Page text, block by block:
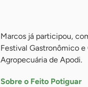
Marcos já participou,
Festival Gastronômico
Agropecuária de Apodi.
Sobre o Feito Potiguar